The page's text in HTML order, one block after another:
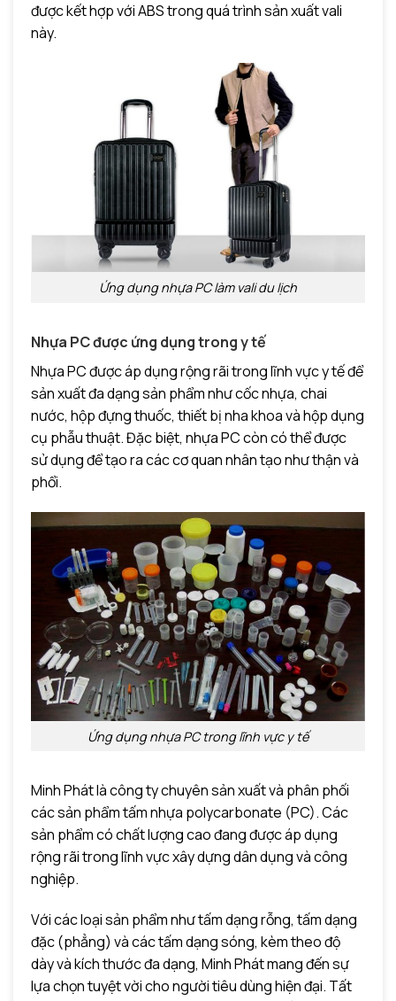
được kết hợp với ABS trong quá trình sản xuất vali
này.
Ứng dụng nhựa PC làm vali du lịch
Nhựa PC được ứng dụng trong y tế
Nhựa PC được áp dụng rộng rãi trong lĩnh vực y tế để
sản xuất đa dạng sản phẩm như cốc nhựa, chai
nước, hộp đựng thuốc, thiết bị nha khoa và hộp dụng
cụ phẫu thuật. Đặc biệt, nhựa PC còn có thể được
sử dụng để tạo ra các cơ quan nhân tạo như thận và
phổi.
Ứng dụng nhựa PC trong lĩnh vực y tế
Minh Phát là công ty chuyên sản xuất và phân phối
các sản phẩm tấm nhựa polycarbonate (PC). Các
sản phẩm có chất lượng cao đang được áp dụng
rộng rãi trong lĩnh vực xây dựng dân dụng và công
nghiệp.
Với các loại sản phẩm như tấm dạng rỗng, tấm dạng
đặc (phẳng) và các tấm dạng sóng, kèm theo độ
dày và kích thước đa dạng, Minh Phát mang đến sự
lựa chọn tuyệt vời cho người tiêu dùng hiện đại. Tất